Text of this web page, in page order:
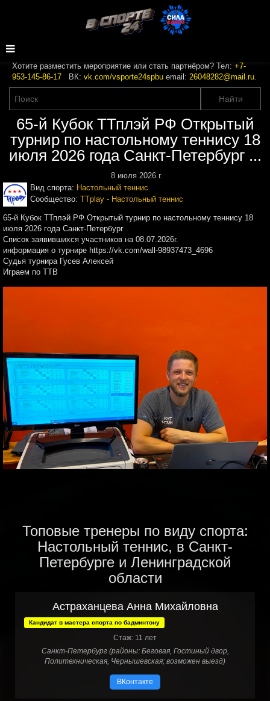
Хотите разместить мероприятие или стать партнёром? Тел: +7-
953-145-86-17 ВК: vk.com/vsporte24spbu email: 26048282@mail.ru.
65-й Кубок ТТплэй РФ Открытый
турнир по настольному теннису 18
июля 2026 года Санкт-Петербург ...
8 июля 2026 г.
Вид спорта: Настольный теннис
Сообщество: TTplay - Настольный теннис
65-й Кубок ТТплэй РФ Открытый турнир по настольному теннису 18
июля 2026 года Санкт-Петербург
Список заявившихся участников на 08.07.2026г.
информация о турнире https://vk.com/wall-98937473_4696
Судья турнира Гусев Алексей
Играем по ТТВ
Топовые тренеры по виду спорта:
Настольный теннис, в Санкт-
Петербурге и Ленинградской
области
Астраханцева Анна Михайловна
Кандидат в мастера спорта по бадминтону
Стаж: 11 лет
Санкт-Петербург (районы: Беговая, Гостиный двор,
Политехническая, Чернышевская; возможен выезд)
ВКонтакте